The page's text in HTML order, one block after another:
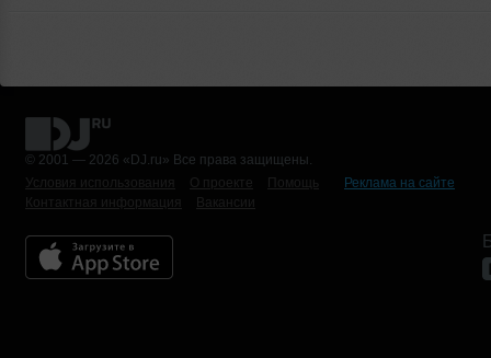
© 2001 — 2026 «DJ.ru» Все права защищены.
Условия использования
О проекте Помощь
Реклама на сайте
Контактная информация
Вакансии